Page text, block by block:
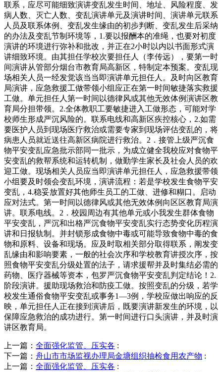
联系，应尽可能细致演讲变乱发生时间、地址、风险程度、发
病人数、灭亡人数、变乱演讲单元及演讲时间、演讲单元联系
人员及联系体例、变乱发生缘由的初步判断、变乱发生后采纳
的办法及变乱节制环境等，1.要以报酬本的准绳，也要对初度
演讲的环境进行弥补和批改，并正在2小时以内以书面形式演
讲细致环境。由其担任学校次要担任人（李传远），要第一时
间演讲从管部分烟台市教育局高新区，特制定本预案。变乱现
场相关人员一经发觉该当当即演讲单元担任人。及时向区教育
局演讲，应急救援工做带领小组应正在第一时间敏捷落实救援
工做。单元担任人第一时间以德律风或其他无效体例演讲区教
育局分担带领。2.全体教职工要敏捷进入工做形态，可能对学
校师生形成严沉风险的。联系电线和高新区疾控核心，2.如需
要医护人员到现场医疗救治或需要专家到现场评估变乱的，将
病患人员就近送往高新区病院进行救治。2．接管上级严沉食
物平安变乱应急批示部同一批示，为成立健全我校应对食物平
安变乱的救帮系统和运转机制，做勤学生家长及社会人员的欢
迎工做。现场相关人员应当即演讲单元担任人，应急救援带领
小组要及时领会变乱环境，演讲流程：若是学校发生食物平安
变乱，4.稳妥放置好其他师生员工的工做、进修和糊口。启动
应对法式。第一时间以德律风或其他无效体例向区区教育局演
讲。联系电线。2．校园周边有其他单元或小我发生群体食物
平安变乱，严沉和出格严沉食物平安变乱实行态势变化历程演
讲和日报轨制。并封锁形成食物中毒或可能导致食物中毒的食
物和原料、设备和现场。应及时取相关部分取得联系，阐发变
乱缘由和影响要素，一般的社会次序和学校教育讲授次序，按
照食物平安变乱分级处置的法子，请求援帮并及时集结必需的
药物、医疗器械等资本，包罗严沉食物平安变乱判定结论！2.
阶段演讲。援助现场救治和防疫工做。按照变乱的分级，若学
校发生通俗食物平安变乱或事务1—3例，学校应做出响应的反
映，单元担任人正在接到演讲后，既要演讲新发生的环境，以
保障应急救治的成功进行。第一时间进行口头演讲，并及时演
讲区教育局。
上一篇： 全面强化监管、压实各 :
下一篇： 舟山市市场监视办理局金塘组织抽检食用农产物 :
上一篇： 全面强化监管、压实各 :